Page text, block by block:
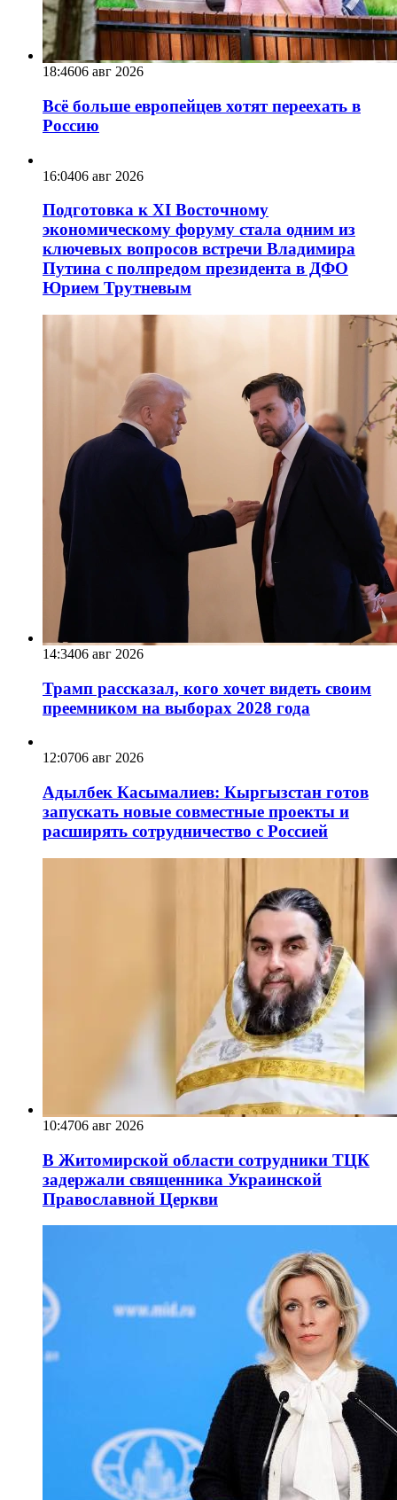
18:4606 авг 2026
Всё больше европейцев хотят переехать в
Россию
16:0406 авг 2026
Подготовка к XI Восточному
экономическому форуму стала одним из
ключевых вопросов встречи Владимира
Путина с полпредом президента в ДФО
Юрием Трутневым
14:3406 авг 2026
Трамп рассказал, кого хочет видеть своим
преемником на выборах 2028 года
12:0706 авг 2026
Адылбек Касымалиев: Кыргызстан готов
запускать новые совместные проекты и
расширять сотрудничество с Россией
10:4706 авг 2026
В Житомирской области сотрудники ТЦК
задержали священника Украинской
Православной Церкви